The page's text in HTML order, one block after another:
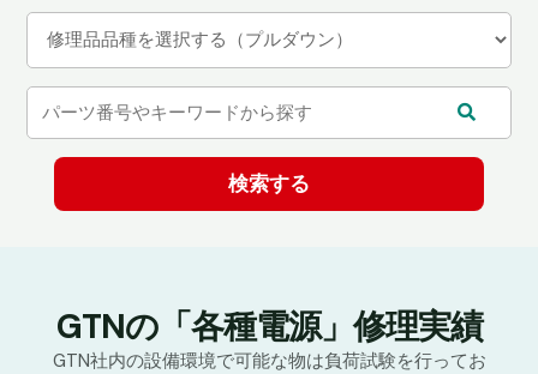
GTNの「各種電源」修理実績
GTN社内の設備環境で可能な物は負荷試験を行ってお